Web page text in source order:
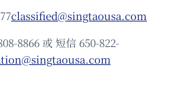
classified@singtaousa.com
8866 或 短信 650-822-